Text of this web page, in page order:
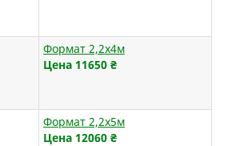
Формат 2,2х4м
Цена 11650 ₴
Формат 2,2х5м
Цена 12060 ₴